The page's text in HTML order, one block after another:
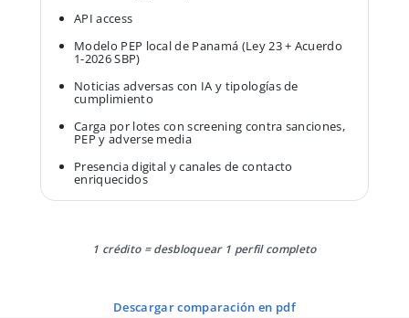
API access
Modelo PEP local de Panamá (Ley 23 + Acuerdo
1-2026 SBP)
Noticias adversas con IA y tipologías de
cumplimiento
Carga por lotes con screening contra sanciones,
PEP y adverse media
Presencia digital y canales de contacto
enriquecidos
1 crédito = desbloquear 1 perfil completo
descargar comparación en pdf